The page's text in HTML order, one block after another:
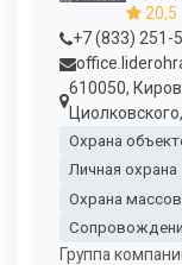
20,5
+7 (833) 251-
610050,
Охрана
Личная охрана
Охрана
Группа